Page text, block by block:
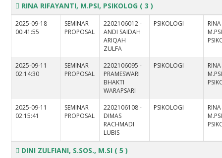
RINA RIFAYANTI, M.PSI, PSIKOLOG ( 3 )
2025-09-18
00:41:55
SEMINAR
PROPOSAL
2202106012 -
ANDI SAIDAH
ARIQAH
ZULFA
PSIKOLOGI
2025-09-11
02:14:30
SEMINAR
PROPOSAL
2202106095 -
PRAMESWARI
BHAKTI
WARAPSARI
PSIKOLOGI
2025-09-11
02:15:41
SEMINAR
PROPOSAL
2202106108 -
DIMAS
RACHMADI
LUBIS
PSIKOLOGI
DINI ZULFIANI, S.SOS., M.SI ( 5 )